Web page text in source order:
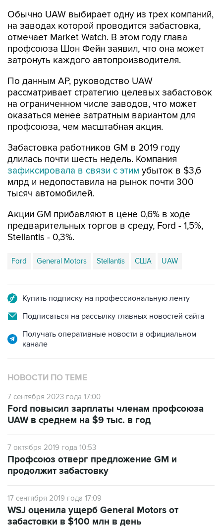
Обычно UAW выбирает одну из трех компаний,
на заводах которой проводится забастовка,
отмечает Market Watch. В этом году глава
профсоюза Шон Фейн заявил, что она может
затронуть каждого автопроизводителя.
По данным AP, руководство UAW
рассматривает стратегию целевых забастовок
на ограниченном числе заводов, что может
оказаться менее затратным вариантом для
профсоюза, чем масштабная акция.
Забастовка работников GM в 2019 году
длилась почти шесть недель. Компания
зафиксировала в связи с этим убыток в $3,6
млрд и недопоставила на рынок почти 300
тысяч автомобилей.
Акции GM прибавляют в цене 0,6% в ходе
предварительных торгов в среду, Ford - 1,5%,
Stellantis - 0,3%.
Ford General Motors Stellantis США UAW
Купить подписку на профессиональную ленту
Подписаться на рассылку главных новостей сайта
Получать оперативные новости в официальном
канале
НОВОСТИ ПО ТЕМЕ
7 сентября 2023 года 17:00
Ford повысил зарплаты членам профсоюза
UAW в среднем на $9 тыс. в год
7 октября 2019 года 10:53
Профсоюз отверг предложение GM и
продолжит забастовку
17 сентября 2019 года 17:09
WSJ оценила ущерб General Motors от
забастовки в $100 млн в день